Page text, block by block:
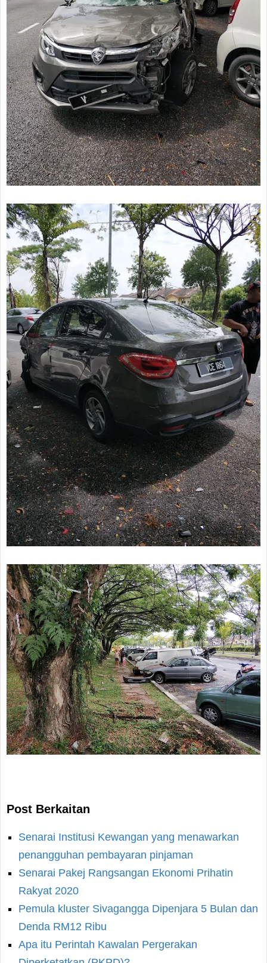
Post Berkaitan
Senarai Institusi Kewangan yang menawarkan
penangguhan pembayaran pinjaman
Senarai Pakej Rangsangan Ekonomi Prihatin
Rakyat 2020
Pemula kluster Sivagangga Dipenjara 5 Bulan dan
Denda RM12 Ribu
Apa itu Perintah Kawalan Pergerakan